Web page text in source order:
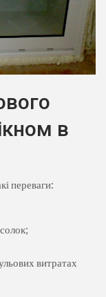
в
переваги:
витратах